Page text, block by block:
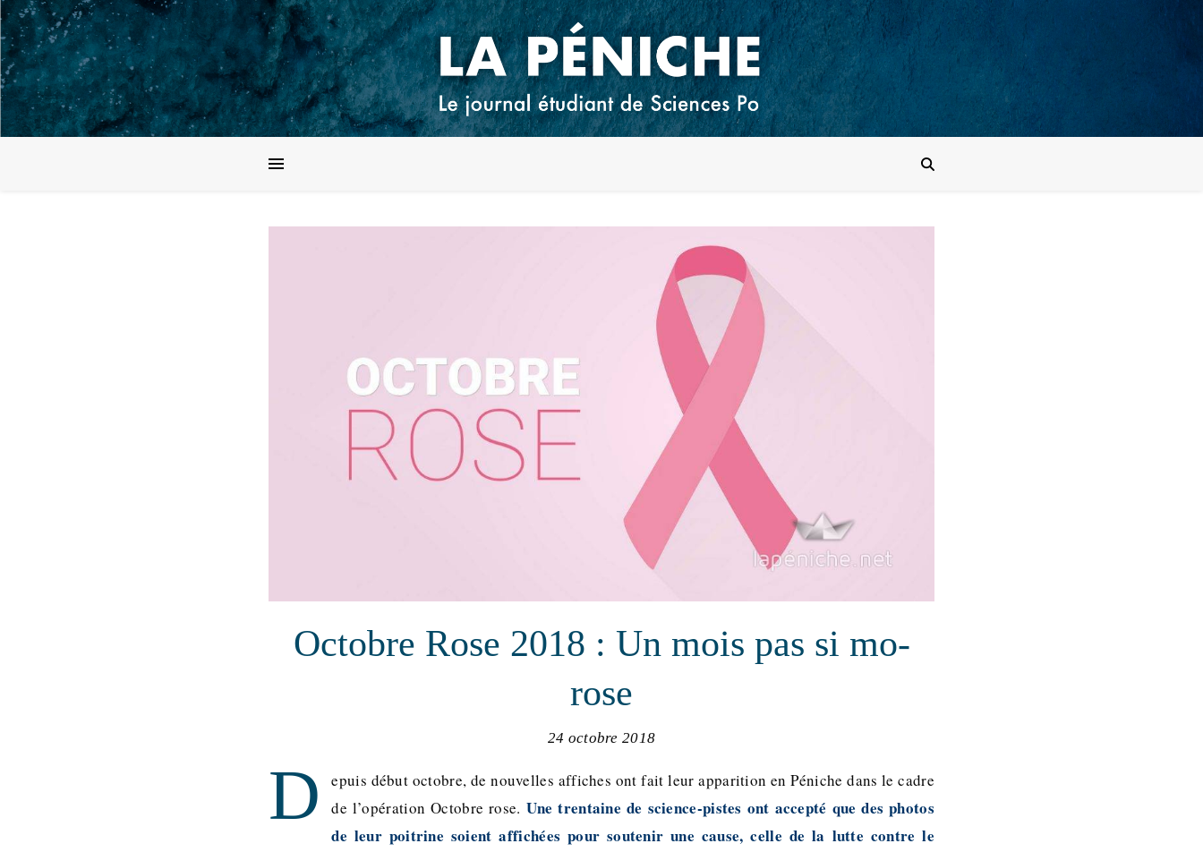
Octobre Rose 2018 : Un mois pas si mo-
rose
24 octobre 2018
D
epuis début octobre, de nouvelles affiches ont fait leur apparition en Péniche dans le cadre
de l’opération Octobre rose. Une trentaine de science-pistes ont accepté que des photos
de leur poitrine soient affichées pour soutenir une cause, celle de la lutte contre le